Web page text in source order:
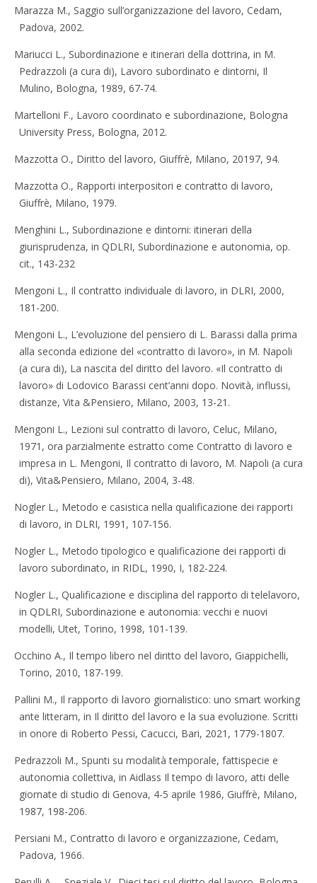
Marazza M., Saggio sull’organizzazione del lavoro, Cedam,
Padova, 2002.
Mariucci L., Subordinazione e itinerari della dottrina, in M.
Pedrazzoli (a cura di), Lavoro subordinato e dintorni, Il
Mulino, Bologna, 1989, 67-74.
Martelloni F., Lavoro coordinato e subordinazione, Bologna
University Press, Bologna, 2012.
Mazzotta O., Diritto del lavoro, Giuffrè, Milano, 20197, 94.
Mazzotta O., Rapporti interpositori e contratto di lavoro,
Giuffrè, Milano, 1979.
Menghini L., Subordinazione e dintorni: itinerari della
giurisprudenza, in QDLRI, Subordinazione e autonomia, op.
cit., 143-232
Mengoni L., Il contratto individuale di lavoro, in DLRI, 2000,
181-200.
Mengoni L., L’evoluzione del pensiero di L. Barassi dalla prima
alla seconda edizione del «contratto di lavoro», in M. Napoli
(a cura di), La nascita del diritto del lavoro. «Il contratto di
lavoro» di Lodovico Barassi cent’anni dopo. Novità, influssi,
distanze, Vita &Pensiero, Milano, 2003, 13-21.
Mengoni L., Lezioni sul contratto di lavoro, Celuc, Milano,
1971, ora parzialmente estratto come Contratto di lavoro e
impresa in L. Mengoni, Il contratto di lavoro, M. Napoli (a cura
di), Vita&Pensiero, Milano, 2004, 3-48.
Nogler L., Metodo e casistica nella qualificazione dei rapporti
di lavoro, in DLRI, 1991, 107-156.
Nogler L., Metodo tipologico e qualificazione dei rapporti di
lavoro subordinato, in RIDL, 1990, I, 182-224.
Nogler L., Qualificazione e disciplina del rapporto di telelavoro,
in QDLRI, Subordinazione e autonomia: vecchi e nuovi
modelli, Utet, Torino, 1998, 101-139.
Occhino A., Il tempo libero nel diritto del lavoro, Giappichelli,
Torino, 2010, 187-199.
Pallini M., Il rapporto di lavoro giornalistico: uno smart working
ante litteram, in Il diritto del lavoro e la sua evoluzione. Scritti
in onore di Roberto Pessi, Cacucci, Bari, 2021, 1779-1807.
Pedrazzoli M., Spunti su modalità temporale, fattispecie e
autonomia collettiva, in Aidlass Il tempo di lavoro, atti delle
giornate di studio di Genova, 4-5 aprile 1986, Giuffrè, Milano,
1987, 198-206.
Persiani M., Contratto di lavoro e organizzazione, Cedam,
Padova, 1966.